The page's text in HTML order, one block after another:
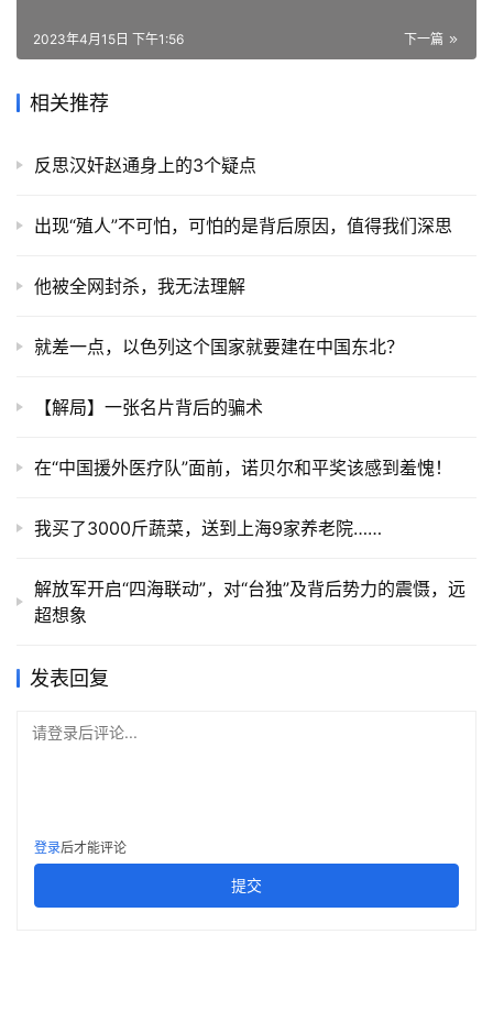
下一篇
2023年4月15日 下午1:56
相关推荐
反思汉奸赵通身上的3个疑点
出现“殖人”不可怕，可怕的是背后原因，值得我们深思
他被全网封杀，我无法理解
就差一点，以色列这个国家就要建在中国东北？
【解局】一张名片背后的骗术
在“中国援外医疗队”面前，诺贝尔和平奖该感到羞愧！
我买了3000斤蔬菜，送到上海9家养老院……
解放军开启“四海联动”，对“台独”及背后势力的震慑，远
超想象
发表回复
请登录后评论...
登录后才能评论
提交